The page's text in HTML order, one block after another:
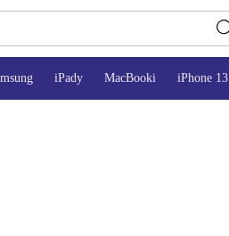
iPady MacBooki iPhone 13